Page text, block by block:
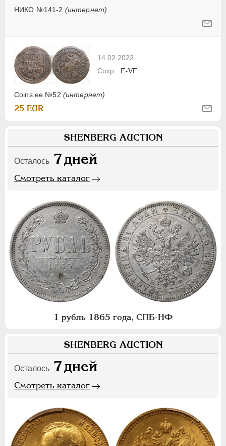
НИКО №141-2 (интернет)
-
14.02.2022
Coins.ee №52 (интернет)
F-VF
25 EUR
SHENBERG AUCTION
Осталось 7дней
Смотреть каталог
1 рубль 1865 года, СПБ-НФ
SHENBERG AUCTION
Осталось 7дней
Смотреть каталог